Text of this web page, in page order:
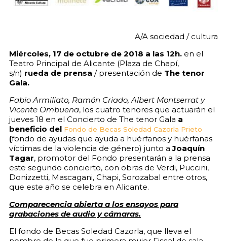
A/A sociedad / cultura
Miércoles, 17 de octubre de 2018 a las 12h. en el
Teatro Principal de Alicante (Plaza de Chapí,
s/n) rueda de prensa / presentación de The tenor
Gala.
Fabio Armiliato, Ramón Criado, Albert Montserrat y
Vicente Ombuena, los cuatro tenores que actuarán el
jueves 18 en el Concierto de The tenor Gala a
beneficio del Fondo de Becas Soledad Cazorla Prieto
(fondo de ayudas que ayuda a huérfanos y huérfanas
víctimas de la violencia de género) junto aJoaquín
Tagar, promotor del Fondo presentarán a la prensa
este segundo concierto, con obras de Verdi, Puccini,
Donizzetti, Mascagani, Chapi, Sorozabal entre otros,
que este año se celebra en Alicante.
Comparecencia abierta a los ensayos para
grabaciones de audio y cámaras.
El fondo de Becas Soledad Cazorla, que lleva el